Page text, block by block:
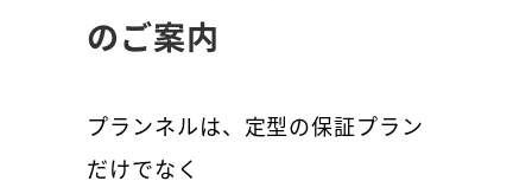
のご案内
プランネルは、定型の保証プラン
だけでなく